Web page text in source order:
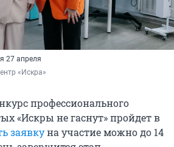
27 апреля
«Искра»
профессионального
«Искры не гаснут» пройдет в
заявкуна участие можно до 14